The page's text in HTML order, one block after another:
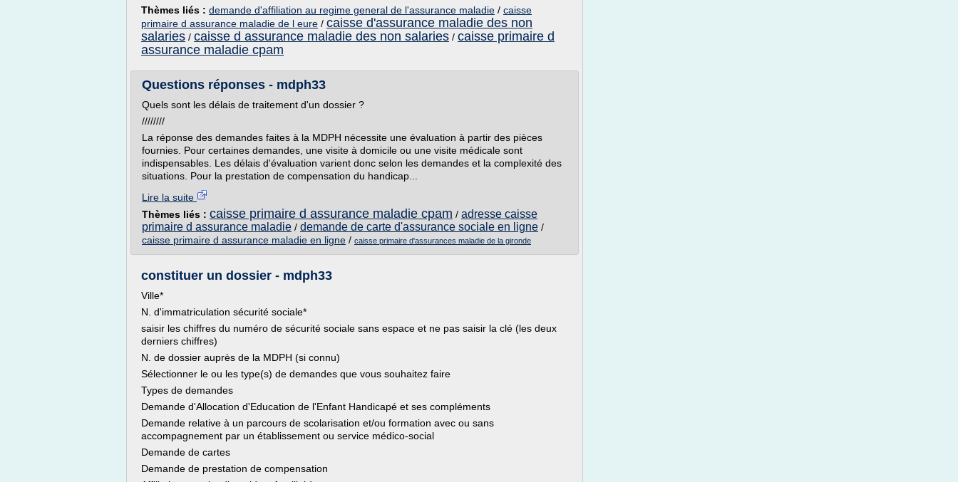
Thèmes liés : demande d'affiliation au regime general de l'assurance maladie / caisse
primaire d assurance maladie de l eure / caisse d'assurance maladie des non
salaries / caisse d assurance maladie des non salaries / caisse primaire d
assurance maladie cpam
Questions réponses - mdph33
Quels sont les délais de traitement d'un dossier ?
////////
La réponse des demandes faites à la MDPH nécessite une évaluation à partir des pièces
fournies. Pour certaines demandes, une visite à domicile ou une visite médicale sont
indispensables. Les délais d'évaluation varient donc selon les demandes et la complexité des
situations. Pour la prestation de compensation du handicap...
Lire la suite
Thèmes liés : caisse primaire d assurance maladie cpam / adresse caisse
primaire d assurance maladie / demande de carte d'assurance sociale en ligne /
caisse primaire d assurance maladie en ligne / caisse primaire d'assurances maladie de la gironde
constituer un dossier - mdph33
Ville*
N. d'immatriculation sécurité sociale*
saisir les chiffres du numéro de sécurité sociale sans espace et ne pas saisir la clé (les deux
derniers chiffres)
N. de dossier auprès de la MDPH (si connu)
Sélectionner le ou les type(s) de demandes que vous souhaitez faire
Types de demandes
Demande d'Allocation d'Education de l'Enfant Handicapé et ses compléments
Demande relative à un parcours de scolarisation et/ou formation avec ou sans
accompagnement par un établissement ou service médico-social
Demande de cartes
Demande de prestation de compensation